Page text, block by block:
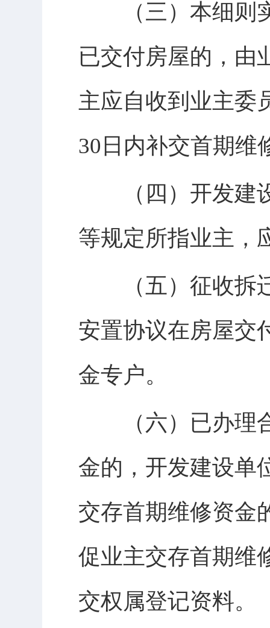
（三）本细则实
已交付房屋的，由
主应自收到业主委
30日内补交首期维
（四）开发建设
等规定所指业主，
（五）征收拆迁
安置协议在房屋交
金专户。
（六）已办理合
金的，开发建设单
交存首期维修资金
促业主交存首期维
交权属登记资料。